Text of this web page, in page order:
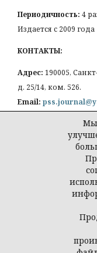
Периодичность: 4
Издается с 2009 года
КОНТАКТЫ:
Адрес: 190005,
д. 25/14, ком. 526.
Email:
Политика
©
Мы